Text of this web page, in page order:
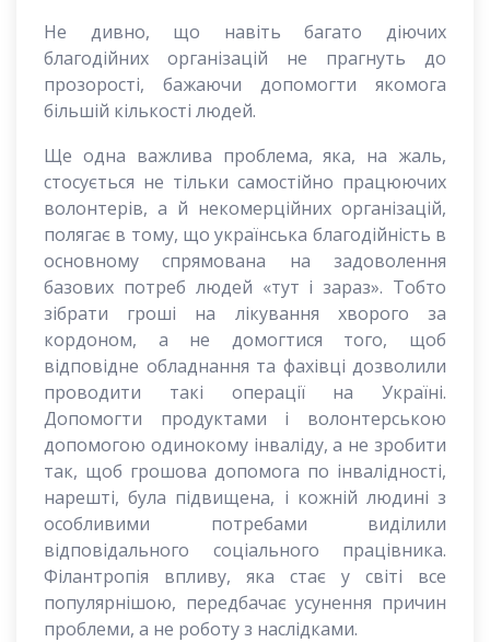
Не дивно, що навіть багато діючих
благодійних організацій не прагнуть до
прозорості, бажаючи допомогти якомога
більшій кількості людей.
Ще одна важлива проблема, яка, на жаль,
стосується не тільки самостійно працюючих
волонтерів, а й некомерційних організацій,
полягає в тому, що українська благодійність в
основному спрямована на задоволення
базових потреб людей «тут і зараз». Тобто
зібрати гроші на лікування хворого за
кордоном, а не домогтися того, щоб
відповідне обладнання та фахівці дозволили
проводити такі операції на Україні.
Допомогти продуктами і волонтерською
допомогою одинокому інваліду, а не зробити
так, щоб грошова допомога по інвалідності,
нарешті, була підвищена, і кожній людині з
особливими потребами виділили
відповідального соціального працівника.
Філантропія впливу, яка стає у світі все
популярнішою, передбачає усунення причин
проблеми, а не роботу з наслідками.